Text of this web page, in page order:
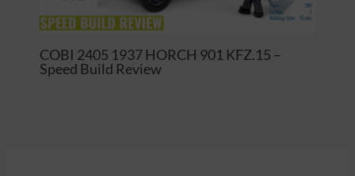
COBI 2405 1937 HORCH 901 KFZ.15 –
Speed Build Review